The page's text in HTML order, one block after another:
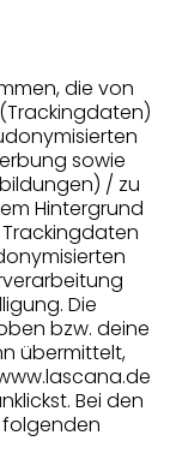
die von
sowie
/ zu
Hintergrund
Die
bzw. deine
übermittelt,
Bei den
folgenden